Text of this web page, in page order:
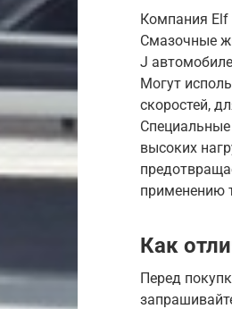
Компания Elf
Смазочные
J
Могут
скоростей,
высоких
применению
Как
Перед